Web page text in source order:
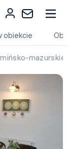
obiekcie
mazurskie